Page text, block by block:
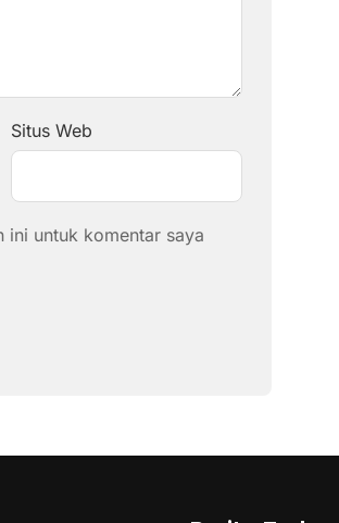
Situs Web
ini untuk komentar saya